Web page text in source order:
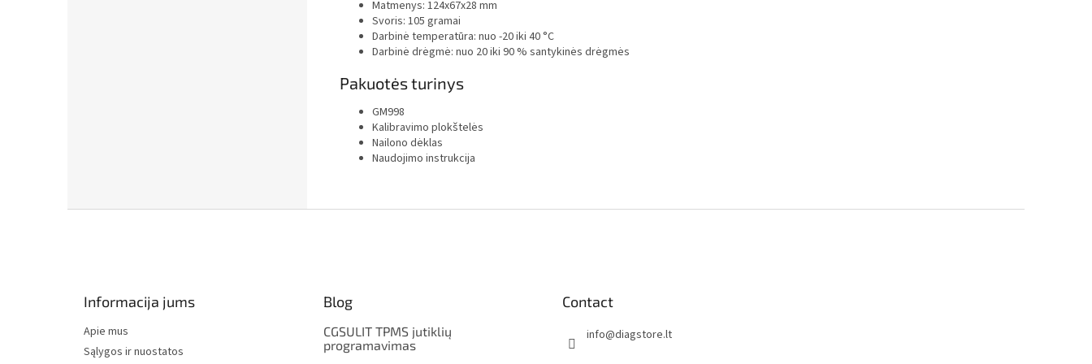
Matmenys: 124x67x28 mm
Svoris: 105 gramai
Darbinė temperatūra: nuo -20 iki 40 °C
Darbinė drėgmė: nuo 20 iki 90 % santykinės drėgmės
Pakuotės turinys
GM998
Kalibravimo plokštelės
Nailono dėklas
Naudojimo instrukcija
Informacija jums
Apie mus
Sąlygos ir nuostatos
Blog
CGSULIT TPMS jutiklių
programavimas
Contact
info@diagstore.lt